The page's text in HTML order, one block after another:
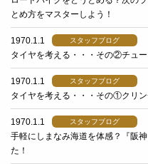
とめ方をマスターしよう！
1970.1.1 スタッフブログ
タイヤを考える・・・その②チュ
1970.1.1 スタッフブログ
タイヤを考える・・・その①クリ
1970.1.1 スタッフブログ
手軽にしまなみ海道を体感？『阪
た！